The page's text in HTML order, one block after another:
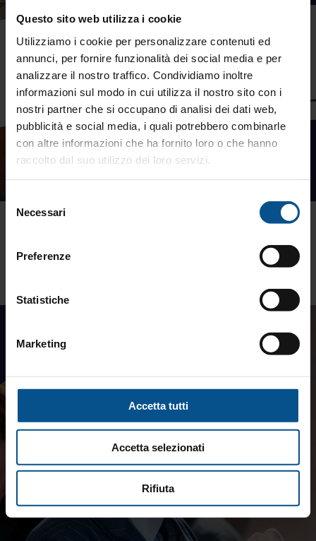
Questo sito web utilizza i cookie
Utilizziamo i cookie per personalizzare contenuti ed
annunci, per fornire funzionalità dei social media e per
analizzare il nostro traffico. Condividiamo inoltre
informazioni sul modo in cui utilizza il nostro sito con i
nostri partner che si occupano di analisi dei dati web,
pubblicità e social media, i quali potrebbero combinarle
con altre informazioni che ha fornito loro o che hanno
raccolto dal suo utilizzo dei loro servizi.
delNecessari
Preferenze
Statistiche
Marketing
Accetta tutti
Accetta selezionati
Rifiuta
La presenza nei momenti difficili
La presenza nei momenti difficili conta più di ogni altra cosa:
esserci davvero fa la differenza.